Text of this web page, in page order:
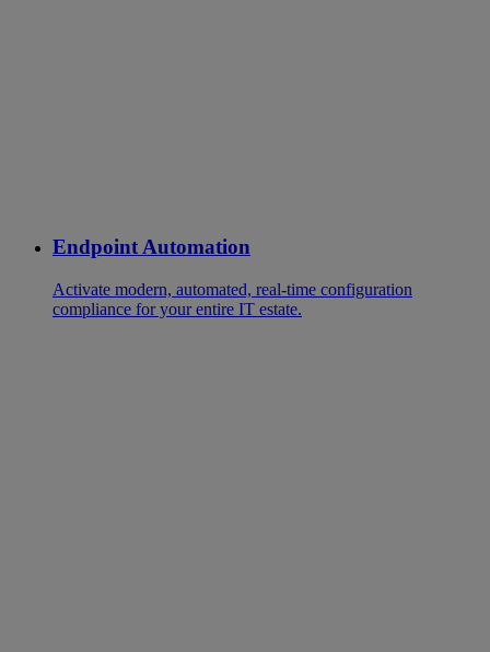
Endpoint Automation
Activate modern, automated, real-time configuration
compliance for your entire IT estate.